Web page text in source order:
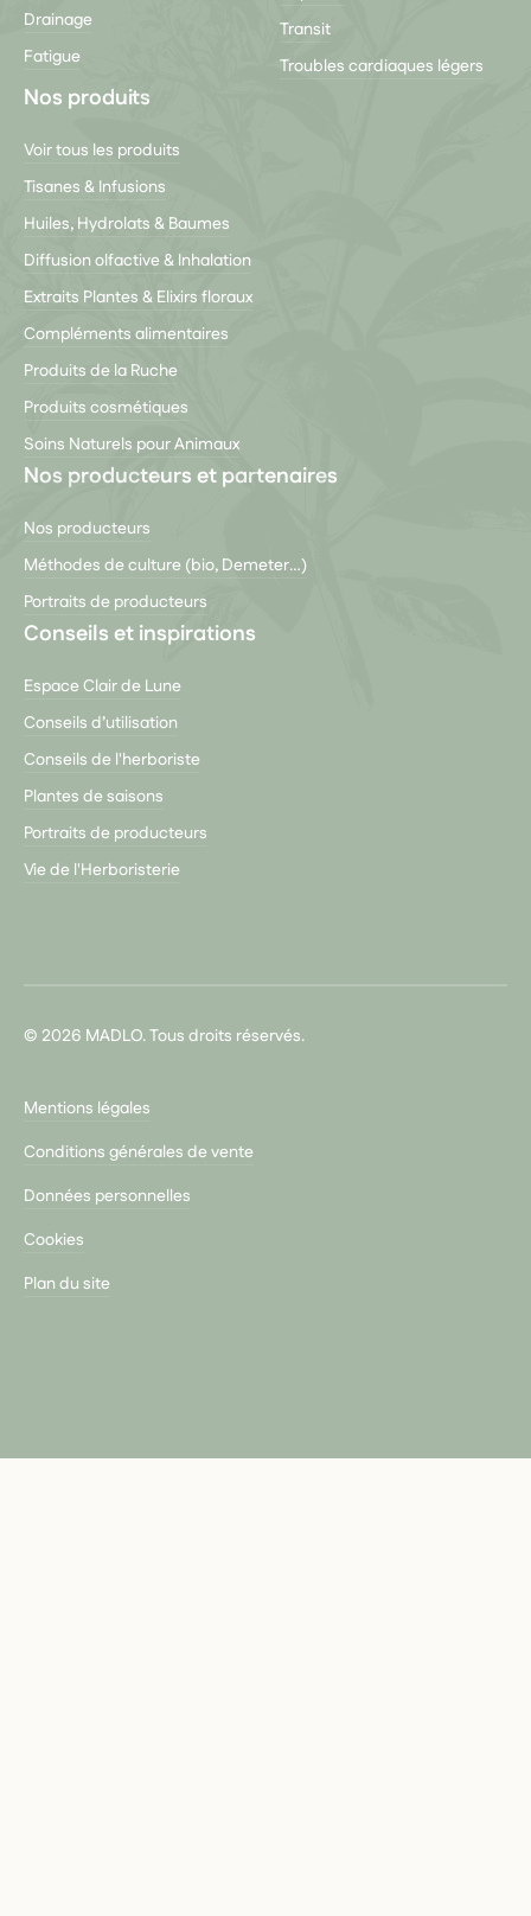
Drainage
Fatigue
Transit
Troubles cardiaques légers
Nos produits
Voir tous les produits
Tisanes & Infusions
Huiles, Hydrolats & Baumes
Diffusion olfactive & Inhalation
Extraits Plantes & Elixirs floraux
Compléments alimentaires
Produits de la Ruche
Produits cosmétiques
Soins Naturels pour Animaux
Nos producteurs et partenaires
Nos producteurs
Méthodes de culture (bio, Demeter…)
Portraits de producteurs
Conseils et inspirations
Espace Clair de Lune
Conseils d’utilisation
Conseils de l'herboriste
Plantes de saisons
Portraits de producteurs
Vie de l'Herboristerie
© 2026 MADLO. Tous droits réservés.
Mentions légales
Conditions générales de vente
Données personnelles
Cookies
Plan du site